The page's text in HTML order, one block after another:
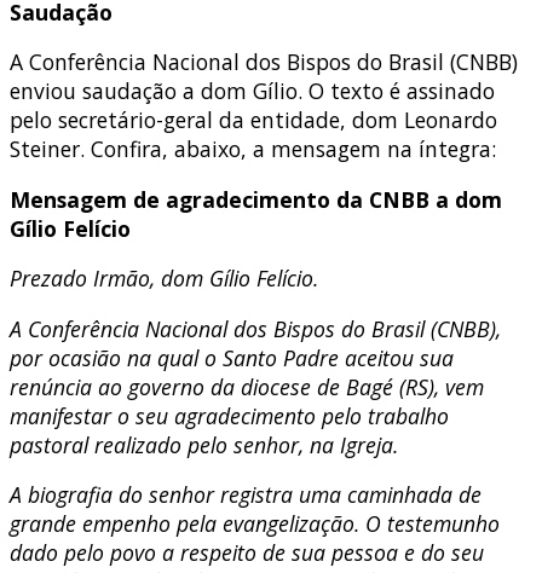
Saudação
A Conferência Nacional dos Bispos do Brasil (CNBB)
enviou saudação a dom Gílio. O texto é assinado
pelo secretário-geral da entidade, dom Leonardo
Steiner. Confira, abaixo, a mensagem na íntegra:
Mensagem de agradecimento da CNBB a dom
Gílio Felício
Prezado Irmão, dom Gílio Felício.
A Conferência Nacional dos Bispos do Brasil (CNBB),
por ocasião na qual o Santo Padre aceitou sua
renúncia ao governo da diocese de Bagé (RS), vem
manifestar o seu agradecimento pelo trabalho
pastoral realizado pelo senhor, na Igreja.
A biografia do senhor registra uma caminhada de
grande empenho pela evangelização. O testemunho
dado pelo povo a respeito de sua pessoa e do seu